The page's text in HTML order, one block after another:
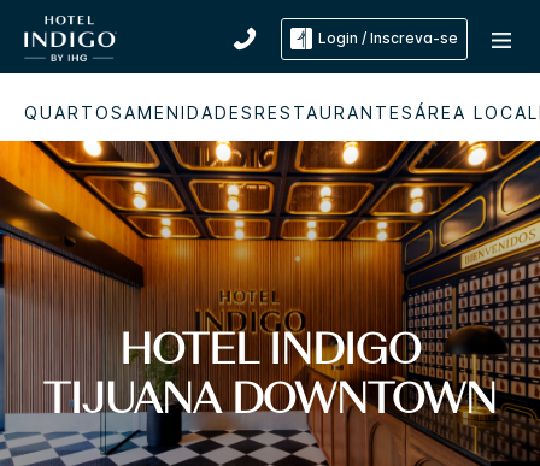
Login / Inscreva-se
QUARTOSAMENIDADESRESTAURANTESÁREA LOCAL
HOTEL INDIGO
TIJUANA DOWNTOWN